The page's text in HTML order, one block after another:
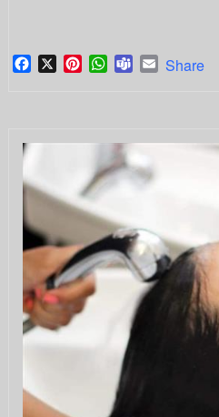
Facebook
X PinterestWhatsApp
TeamsEmail
Share